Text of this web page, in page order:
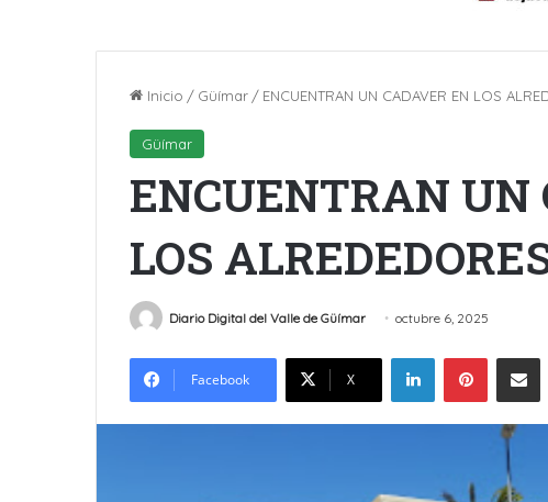
Inicio / Güímar / ENCUENTRAN UN CADAVER EN LOS
Güímar
ENCUENTRAN UN
LOS
Diario Digital del Valle de Güímar octubre 6, 2025
Facebook X
LinkedInPinterest